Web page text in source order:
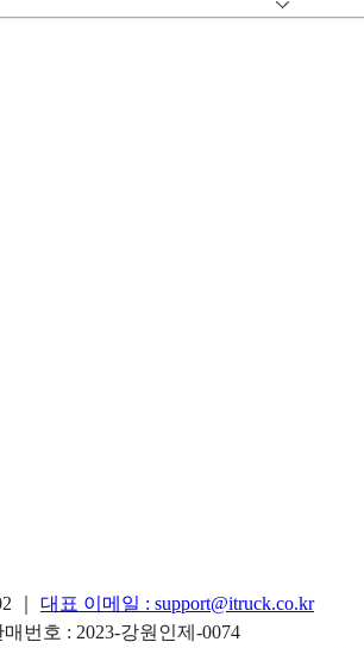
대표 이메일 : support@itruck.co.kr
매번호 : 2023-강원인제-0074